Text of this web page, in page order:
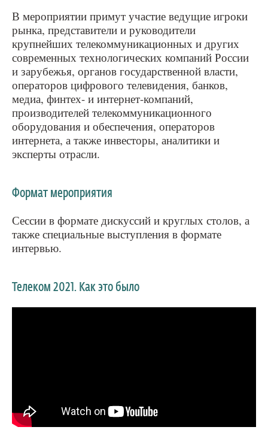
В мероприятии примут участие ведущие игроки
рынка, представители и руководители
крупнейших телекоммуникационных и других
современных технологических компаний России
и зарубежья, органов государственной власти,
операторов цифрового телевидения, банков,
медиа, финтех- и интернет-компаний,
производителей телекоммуникационного
оборудования и обеспечения, операторов
интернета, а также инвесторы, аналитики и
эксперты отрасли.
Формат мероприятия
Сессии в формате дискуссий и круглых столов, а
также специальные выступления в формате
интервью.
Телеком 2021. Как это было